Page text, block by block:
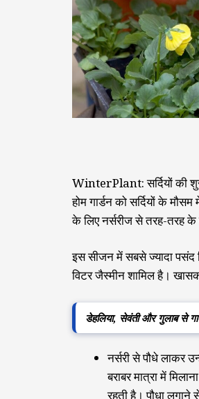
WinterPlant: सर्दियों की
होम गार्डन को सर्दियों के
के लिए नर्सरीज से तरह-तरह के
इस सीजन में सबसे ज्यादा पसंद
विटर जैस्मीन शामिल है।
डेहलिया, सेवंती और गुलाब से
नर्सरी से पौधे लाकर
बराबर मात्रा में
रहती है। पौधा लगाने